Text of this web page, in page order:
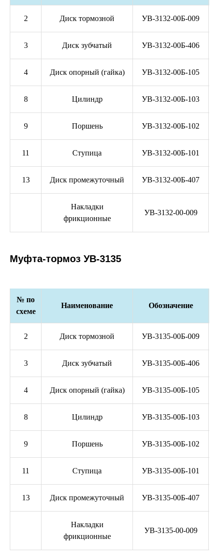
2 Диск тормозной УВ-3132-00Б-009
3 Диск зубчатый УВ-3132-00Б-406
4 Диск опорный (гайка) УВ-3132-00Б-105
8 Цилиндр УВ-3132-00Б-103
9 Поршень УВ-3132-00Б-102
11 Ступица УВ-3132-00Б-101
13 Диск промежуточный УВ-3132-00Б-407
Накладки
фрикционные
УВ-3132-00-009
Муфта-тормоз УВ-3135
№ по
схеме
Наименование Обозначение
2 Диск тормозной УВ-3135-00Б-009
3 Диск зубчатый УВ-3135-00Б-406
4 Диск опорный (гайка) УВ-3135-00Б-105
8 Цилиндр УВ-3135-00Б-103
9 Поршень УВ-3135-00Б-102
11 Ступица УВ-3135-00Б-101
13 Диск промежуточный УВ-3135-00Б-407
Накладки
фрикционные
УВ-3135-00-009